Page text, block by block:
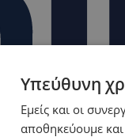
Υπεύθυνη
Εμείς και οι
αποθηκεύουμε